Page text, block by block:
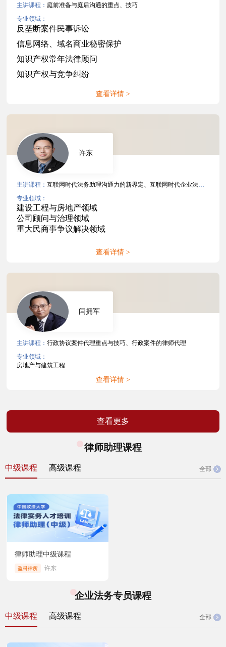
主讲课程： 庭前准备与庭后沟通的重点、技巧
专业领域：
反垄断案件民事诉讼
信息网络、域名商业秘密保护
知识产权常年法律顾问
知识产权与竞争纠纷
查看详情 >
主讲课程：互联网时代法务助理沟通力的新界定、互联网时代企业法务沟通力
专业领域：
建设工程与房地产领域
公司顾问与治理领域
重大民商事争议解决领域
查看详情 >
许东
主讲课程：行政协议案件代理重点与技巧、行政案件的律师代理
专业领域：
房地产与建筑工程
查看详情 >
闫拥军
查看更多
律师助理课程
中级课程 高级课程 全部
律师助理中级课程
盈科律所 许东
企业法务专员课程
中级课程 高级课程 全部